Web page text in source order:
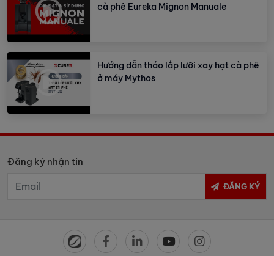
cà phê Eureka Mignon Manuale
Hướng dẫn tháo lắp lưỡi xay hạt cà phê
ở máy Mythos
Đăng ký nhận tin
ĐĂNG KÝ